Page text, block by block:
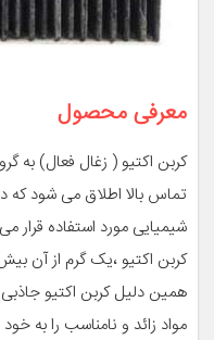
معرفی محصول
کربن اکتیو ( زغال فعال) به
تماس بالا اطلاق می شود که
شیمیایی مورد استفاده قرار
همین دلیل کربن اکتیو
مواد زائد و نامناسب را به